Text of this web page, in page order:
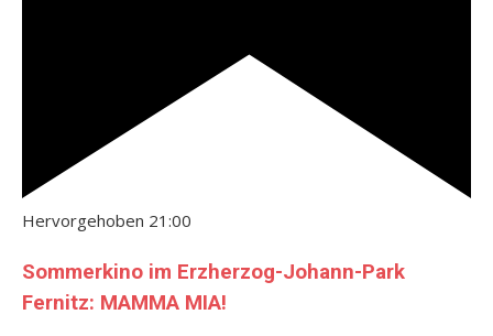
Hervorgehoben 21:00
Sommerkino im Erzherzog-Johann-Park
Fernitz: MAMMA MIA!